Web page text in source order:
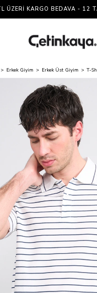
ÜZERI KARGO BEDAVA - 12
Erkek Giyim Erkek Üst Giyim T-